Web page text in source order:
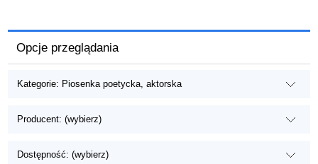
Opcje przeglądania
Kategorie: Piosenka poetycka, aktorska
Producent: (wybierz)
Dostępność: (wybierz)